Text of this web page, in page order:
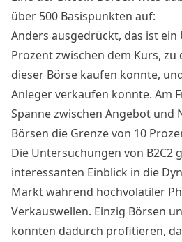
über 500 Basispunkten auf:
Anders ausgedrückt, das ist ein
Prozent zwischen dem Kurs, zu
dieser Börse kaufen konnte,
Anleger verkaufen konnte. Am
Spanne zwischen Angebot und
Börsen die Grenze von 10
Die Untersuchungen von B2C2
interessanten Einblick in die
Markt während hochvolatiler
Verkauswellen. Einzig Börsen
konnten dadurch profitieren,